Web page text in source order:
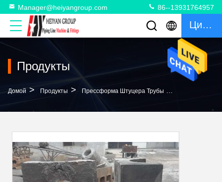
Manager@heiyangroup.com 86--13931764957
Цитата
Продукты
Домой > Продукты > Прессформа Штуцера Трубы >